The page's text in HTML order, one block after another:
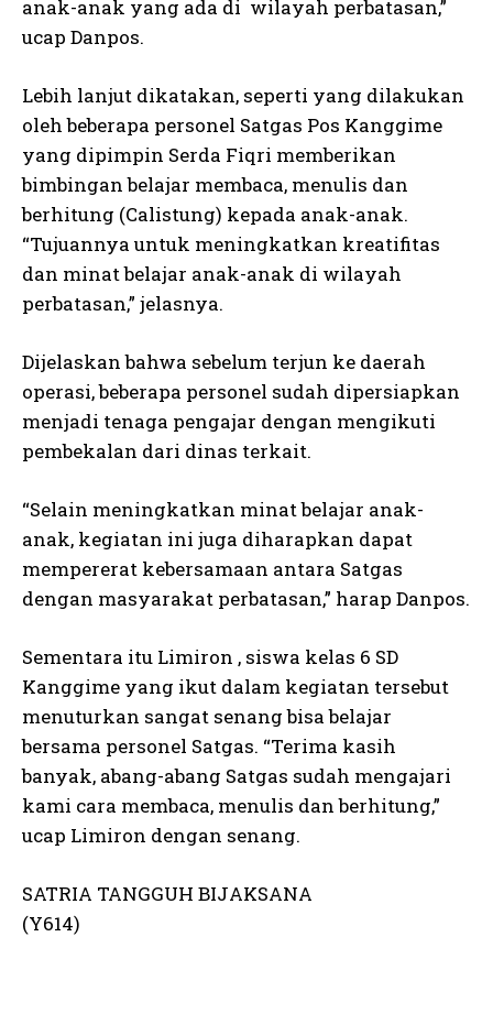
anak-anak yang ada di wilayah perbatasan,”
ucap Danpos.
Lebih lanjut dikatakan, seperti yang dilakukan
oleh beberapa personel Satgas Pos Kanggime
yang dipimpin Serda Fiqri memberikan
bimbingan belajar membaca, menulis dan
berhitung (Calistung) kepada anak-anak.
“Tujuannya untuk meningkatkan kreatifitas
dan minat belajar anak-anak di wilayah
perbatasan,” jelasnya.
Dijelaskan bahwa sebelum terjun ke daerah
operasi, beberapa personel sudah dipersiapkan
menjadi tenaga pengajar dengan mengikuti
pembekalan dari dinas terkait.
“Selain meningkatkan minat belajar anak-
anak, kegiatan ini juga diharapkan dapat
mempererat kebersamaan antara Satgas
dengan masyarakat perbatasan,” harap Danpos.
Sementara itu Limiron , siswa kelas 6 SD
Kanggime yang ikut dalam kegiatan tersebut
menuturkan sangat senang bisa belajar
bersama personel Satgas. “Terima kasih
banyak, abang-abang Satgas sudah mengajari
kami cara membaca, menulis dan berhitung,”
ucap Limiron dengan senang.
SATRIA TANGGUH BIJAKSANA
(Y614)